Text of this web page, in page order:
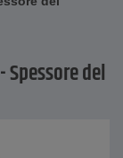
del